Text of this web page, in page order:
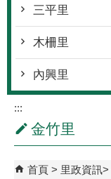
三平里
木柵里
內興里
:::
金竹里
首頁 里政資訊